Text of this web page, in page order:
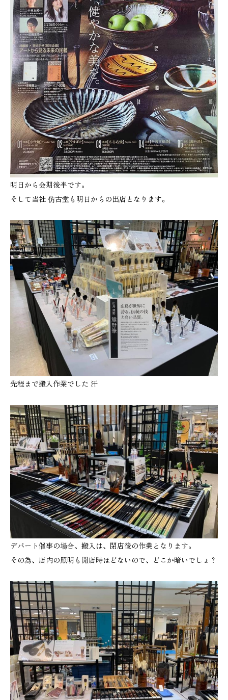
明日から会期後半です。
そして当社 仿古堂も明日からの出店となります。
先程まで搬入作業でした 汗
デパート催事の場合、搬入は、閉店後の作業となります。
その為、店内の照明も開店時ほどないので、どこか暗いでしょ？